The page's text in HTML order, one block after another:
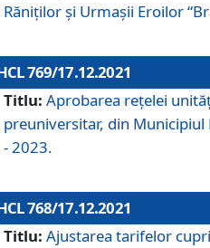
Răniţilor şi Urmaşii Eroilor
769/17.12.2021
Titlu: Aprobarea reţelei
preuniversitar, din
- 2023.
768/17.12.2021
Titlu: Ajustarea tarifelor